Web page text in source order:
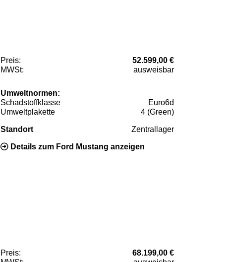
Preis:
52.599,00 €
MWSt:
ausweisbar
Umweltnormen:
Schadstoffklasse
Euro6d
Umweltplakette
4 (Green)
Standort Zentrallager
Details zum Ford Mustang anzeigen
Preis:
68.199,00 €